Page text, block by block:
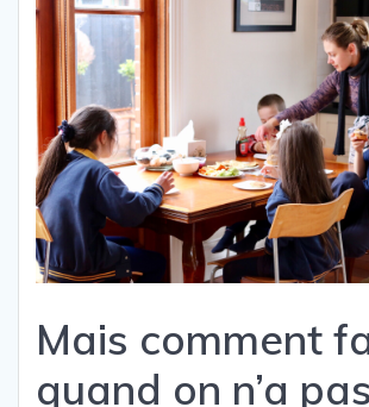
Mais comment
quand on n’a